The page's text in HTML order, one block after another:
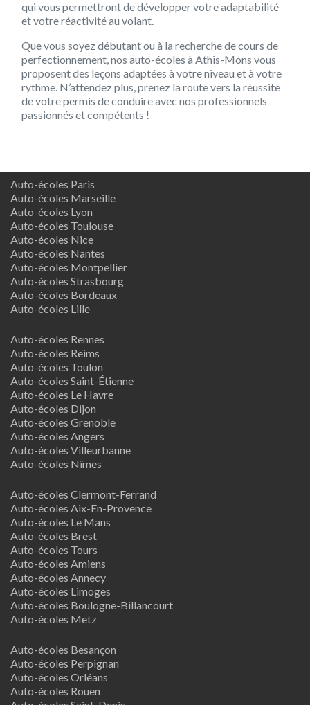
qui vous permettront de développer votre adaptabilité
et votre réactivité au volant.
Que vous soyez débutant ou à la recherche de cours de
perfectionnement, nos auto-écoles à Athis-Mons vous
proposent des leçons adaptées à votre niveau et à votre
rythme. N’attendez plus, prenez la route vers la réussite
de votre permis de conduire avec nos professionnels
passionnés et compétents !
Auto-écoles Paris
Auto-écoles Marseille
Auto-écoles Lyon
Auto-écoles Toulouse
Auto-écoles Nice
Auto-écoles Nantes
Auto-écoles Montpellier
Auto-écoles Strasbourg
Auto-écoles Bordeaux
Auto-écoles Lille
Auto-écoles Rennes
Auto-écoles Reims
Auto-écoles Toulon
Auto-écoles Saint-Étienne
Auto-écoles Le Havre
Auto-écoles Dijon
Auto-écoles Grenoble
Auto-écoles Angers
Auto-écoles Villeurbanne
Auto-écoles Nîmes
Auto-écoles Clermont-Ferrand
Auto-écoles Aix-En-Provence
Auto-écoles Le Mans
Auto-écoles Brest
Auto-écoles Tours
Auto-écoles Amiens
Auto-écoles Annecy
Auto-écoles Limoges
Auto-écoles Boulogne-Billancourt
Auto-écoles Metz
Auto-écoles Besançon
Auto-écoles Perpignan
Auto-écoles Orléans
Auto-écoles Rouen